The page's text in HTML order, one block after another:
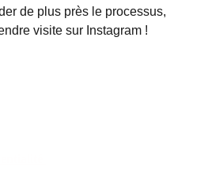
de plus près le processus,
visite sur Instagram !